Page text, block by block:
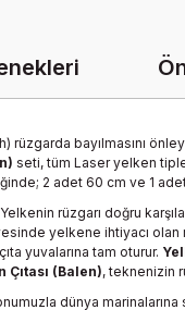
rüzgarda bayılmasını
seti, tüm Laser yelken
2 adet 60 cm ve 1
Yelkenin rüzgarı doğru
yelkene ihtiyacı olan
yuvalarına tam oturur.
Çıtası (Balen), teknenizin
dünya marinalarına